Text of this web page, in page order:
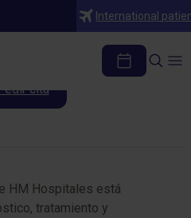
International
cita
HM Hospitales está
tratamiento y